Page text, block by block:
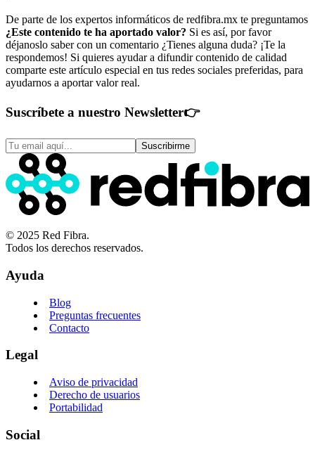
De parte de los expertos informáticos de redfibra.mx te preguntamos
¿Este contenido te ha aportado valor? Si es así, por favor
déjanoslo saber con un comentario ¿Tienes alguna duda? ¡Te la
respondemos! Si quieres ayudar a difundir contenido de calidad
comparte este artículo especial en tus redes sociales preferidas, para
ayudarnos a aportar valor real.
Suscríbete a nuestro Newsletter👉
Suscribirme
© 2025 Red Fibra.
Todos los derechos reservados.
Ayuda
Blog
Preguntas frecuentes
Contacto
Legal
Aviso de privacidad
Derecho de usuarios
Portabilidad
Social